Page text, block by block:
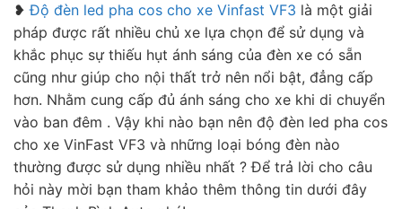
❥Độ đèn led pha cos cho xe Vinfast VF3 là một giải
pháp được rất nhiều chủ xe lựa chọn để sử dụng và
khắc phục sự thiếu hụt ánh sáng của đèn xe có sẵn
cũng như giúp cho nội thất trở nên nổi bật, đẳng cấp
hơn. Nhằm cung cấp đủ ánh sáng cho xe khi di chuyển
vào ban đêm . Vậy khi nào bạn nên độ đèn led pha cos
cho xe VinFast VF3 và những loại bóng đèn nào
thường được sử dụng nhiều nhất ? Để trả lời cho câu
hỏi này mời bạn tham khảo thêm thông tin dưới đây